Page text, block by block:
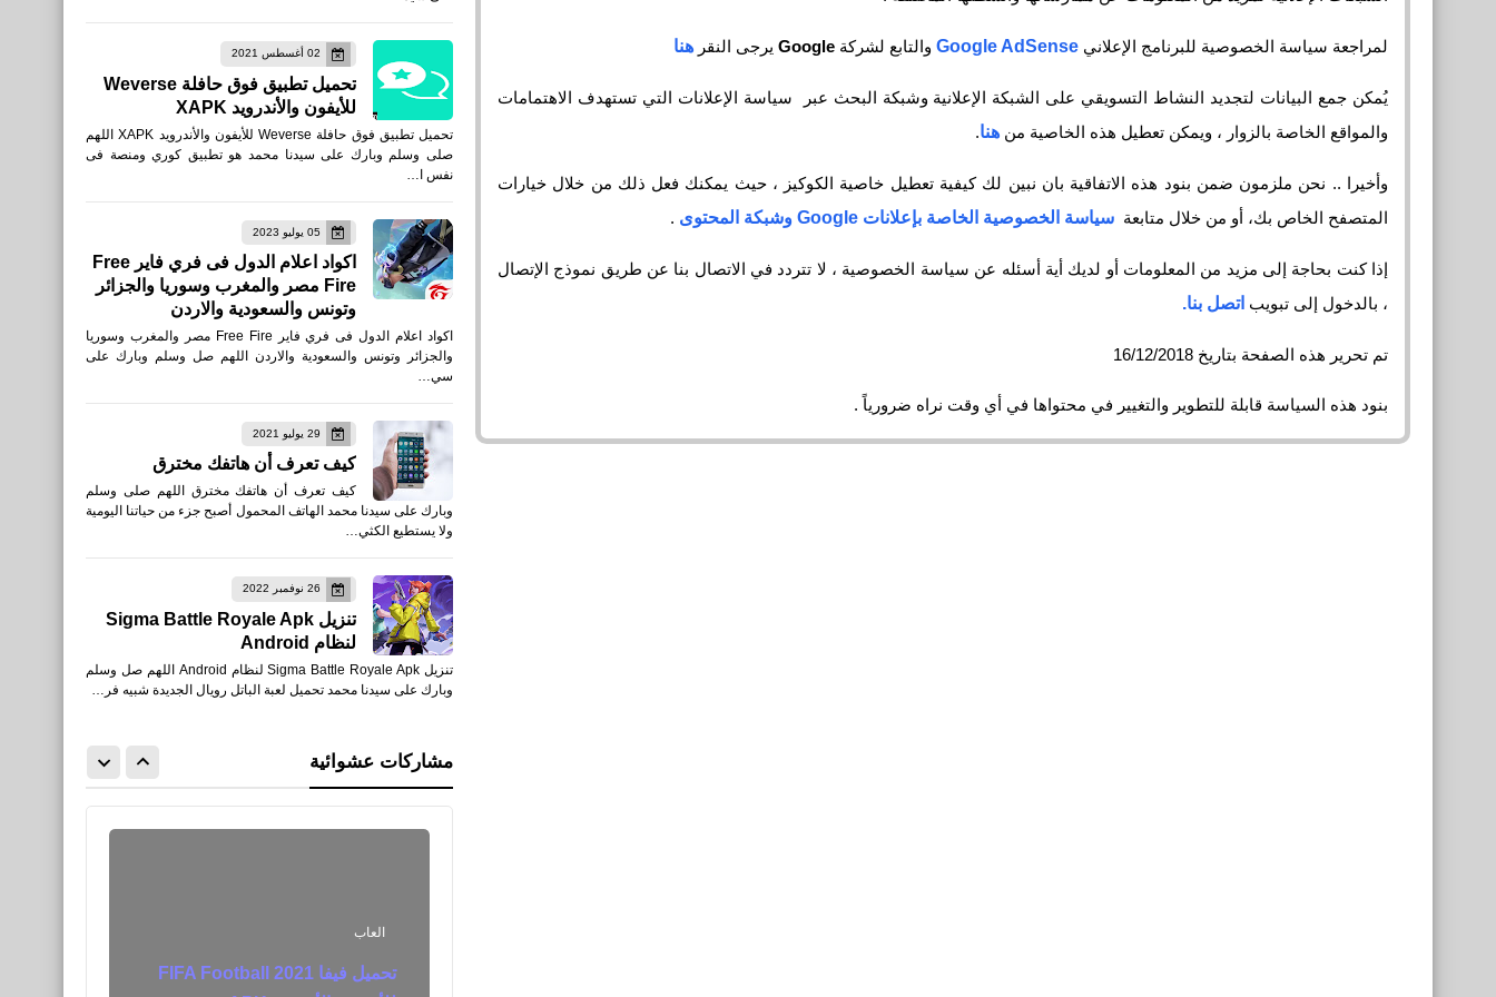
لمراجعة سياسة الخصوصية للبرنامج الإعلاني Google AdSense والتابع لشركة Google يرجى النقر هنا
يُمكن جمع البيانات لتجديد النشاط التسويقي على الشبكة الإعلانية وشبكة البحث عبر سياسة الإعلانات التي تستهدف الاهتمامات
والمواقع الخاصة بالزوار ، ويمكن تعطيل هذه الخاصية من هنا.
وأخيرا .. نحن ملزمون ضمن بنود هذه الاتفاقية بان نبين لك كيفية تعطيل خاصية الكوكيز ، حيث يمكنك فعل ذلك من خلال خيارات
المتصفح الخاص بك، أو من خلال متابعة سياسة الخصوصية الخاصة بإعلانات Google وشبكة المحتوى .
إذا كنت بحاجة إلى مزيد من المعلومات أو لديك أية أسئله عن سياسة الخصوصية ، لا تتردد في الاتصال بنا عن طريق نموذج الإتصال
، بالدخول إلى تبويب اتصل بنا.
تم تحرير هذه الصفحة بتاريخ 16/12/2018
بنود هذه السياسة قابلة للتطوير والتغيير في محتواها في أي وقت نراه ضرورياً .
02 أغسطس 2021
تحميل تطبيق فوق حافلة Weverse
للأيفون والأندرويد XAPK
تحميل تطبيق فوق حافلة Weverse للأيفون والأندرويد XAPK اللهم
صلى وسلم وبارك على سيدنا محمد هو تطبيق كوري ومنصة فى
نفس ا…
05 يوليو 2023
اكواد اعلام الدول فى فري فاير Free
Fire مصر والمغرب وسوريا والجزائر
وتونس والسعودية والاردن
اكواد اعلام الدول فى فري فاير Free Fire مصر والمغرب وسوريا
والجزائر وتونس والسعودية والاردن اللهم صل وسلم وبارك على
سي…
29 يوليو 2021
كيف تعرف أن هاتفك مخترق
كيف تعرف أن هاتفك مخترق اللهم صلى وسلم
وبارك على سيدنا محمد الهاتف المحمول أصبح جزء من حياتنا اليومية
ولا يستطيع الكثي…
26 نوفمبر 2022
تنزيل Sigma Battle Royale Apk
لنظام Android
تنزيل Sigma Battle Royale Apk لنظام Android اللهم صل وسلم
وبارك على سيدنا محمد تحميل لعبة الباتل رويال الجديدة شبيه فر…
مشاركات عشوائية
التحديث الجديد
اخبار
نتيجة قرعة مجموعات دوري أبطال
إفريقيا 2021
اخبار
تردد قناة بي ان سبورت beIN
اخبار
دقيقة 2021
العاب